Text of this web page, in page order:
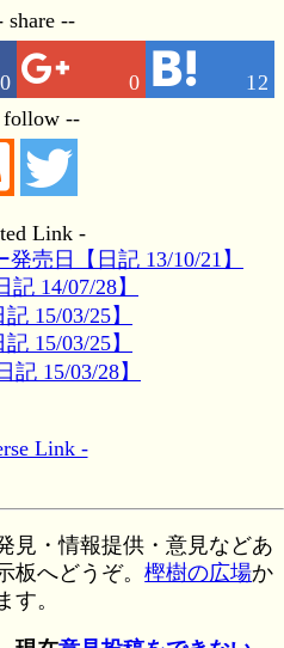
share --
0 0 12
--
Link -
売日【日記 13/10/21】
14/07/28】
15/03/25】
15/03/25】
15/03/28】
Link -
見・情報提供・意見などあ
板へどうぞ。樫樹の広場か
す。